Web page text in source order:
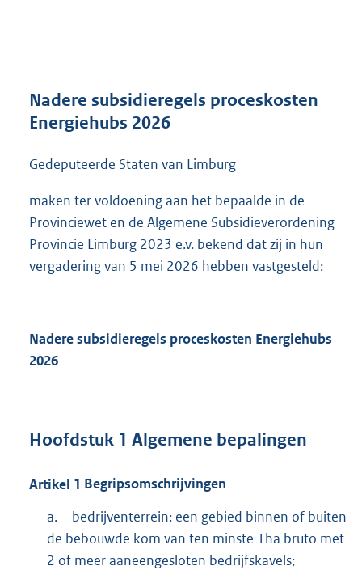
r
t
:
2
1
K
Nadere subsidieregels proceskosten
Energiehubs 2026
Gedeputeerde Staten van Limburg
maken ter voldoening aan het bepaalde in de
Provinciewet en de Algemene Subsidieverordening
Provincie Limburg 2023 e.v. bekend dat zij in hun
vergadering van 5 mei 2026 hebben vastgesteld:
Nadere subsidieregels proceskosten Energiehubs
2026
Hoofdstuk 1 Algemene bepalingen
Artikel 1 Begripsomschrijvingen
a.
bedrijventerrein: een gebied binnen of buiten
de bebouwde kom van ten minste 1ha bruto met
2 of meer aaneengesloten bedrijfskavels;